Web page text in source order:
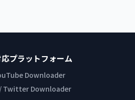
プラットフォーム
Downloader
Twitter Downloader